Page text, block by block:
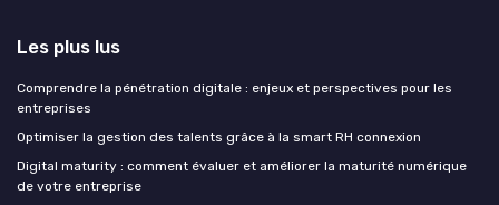
Les plus lus
Comprendre la pénétration digitale : enjeux et perspectives pour les
entreprises
Optimiser la gestion des talents grâce à la smart RH connexion
Digital maturity : comment évaluer et améliorer la maturité numérique
de votre entreprise